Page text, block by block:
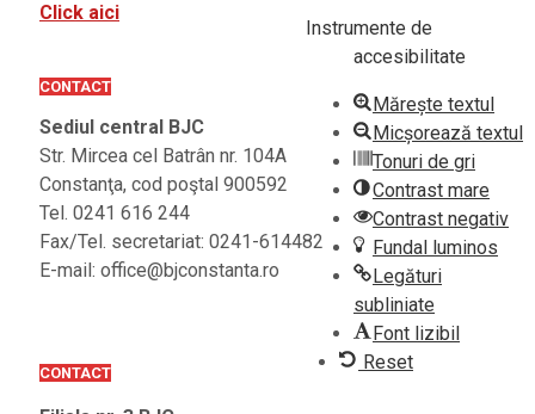
Click aici
CONTACT
Sediul central BJC
Str. Mircea cel Batrân nr. 104A
Constanţa, cod poştal 900592
Tel. 0241 616 244
Fax/Tel. secretariat: 0241-614482
E-mail: office@bjconstanta.ro
CONTACT
Instrumente de
accesibilitate
Mărește textul
Micșorează textul
Tonuri de gri
Contrast mare
Contrast negativ
Fundal luminos
Legături
subliniate
Font lizibil
Reset